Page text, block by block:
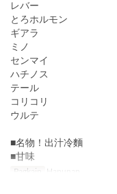
レバー
とろホルモン
ギアラ
ミノ
センマイ
ハチノス
テール
コリコリ
ウルテ
■名物！出汁冷麵
■甘味
Pagkain Hapunan